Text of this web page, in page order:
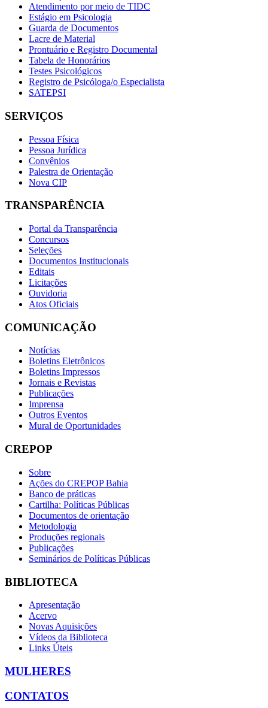
Atendimento por meio de TIDC
Estágio em Psicologia
Guarda de Documentos
Lacre de Material
Prontuário e Registro Documental
Tabela de Honorários
Testes Psicológicos
Registro de Psicóloga/o Especialista
SATEPSI
SERVIÇOS
Pessoa Física
Pessoa Jurídica
Convênios
Palestra de Orientação
Nova CIP
TRANSPARÊNCIA
Portal da Transparência
Concursos
Seleções
Documentos Institucionais
Editais
Licitações
Ouvidoria
Atos Oficiais
COMUNICAÇÃO
Notícias
Boletins Eletrônicos
Boletins Impressos
Jornais e Revistas
Publicações
Imprensa
Outros Eventos
Mural de Oportunidades
CREPOP
Sobre
Ações do CREPOP Bahia
Banco de práticas
Cartilha: Políticas Públicas
Documentos de orientação
Metodologia
Produções regionais
Publicações
Seminários de Políticas Públicas
BIBLIOTECA
Apresentação
Acervo
Novas Aquisições
Vídeos da Biblioteca
Links Úteis
MULHERES
CONTATOS